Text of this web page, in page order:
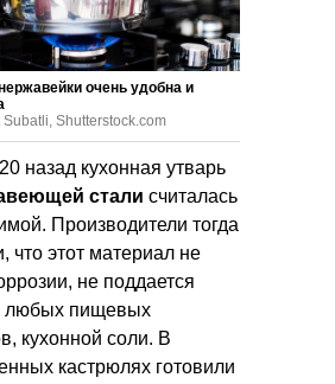
очень удобна и
Shutterstock.com
назад кухонная утварь
стали считалась
Производители тогда
что этот материал не
не поддается
любых пищевых
кухонной соли. В
кастрюлях готовили